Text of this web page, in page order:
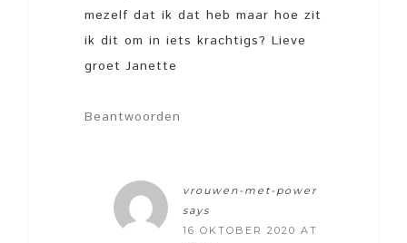
mezelf dat ik dat heb maar hoe zit
ik dit om in iets krachtigs? Lieve
groet Janette
Beantwoorden
vrouwen-met-power
says
16 OKTOBER 2020 AT